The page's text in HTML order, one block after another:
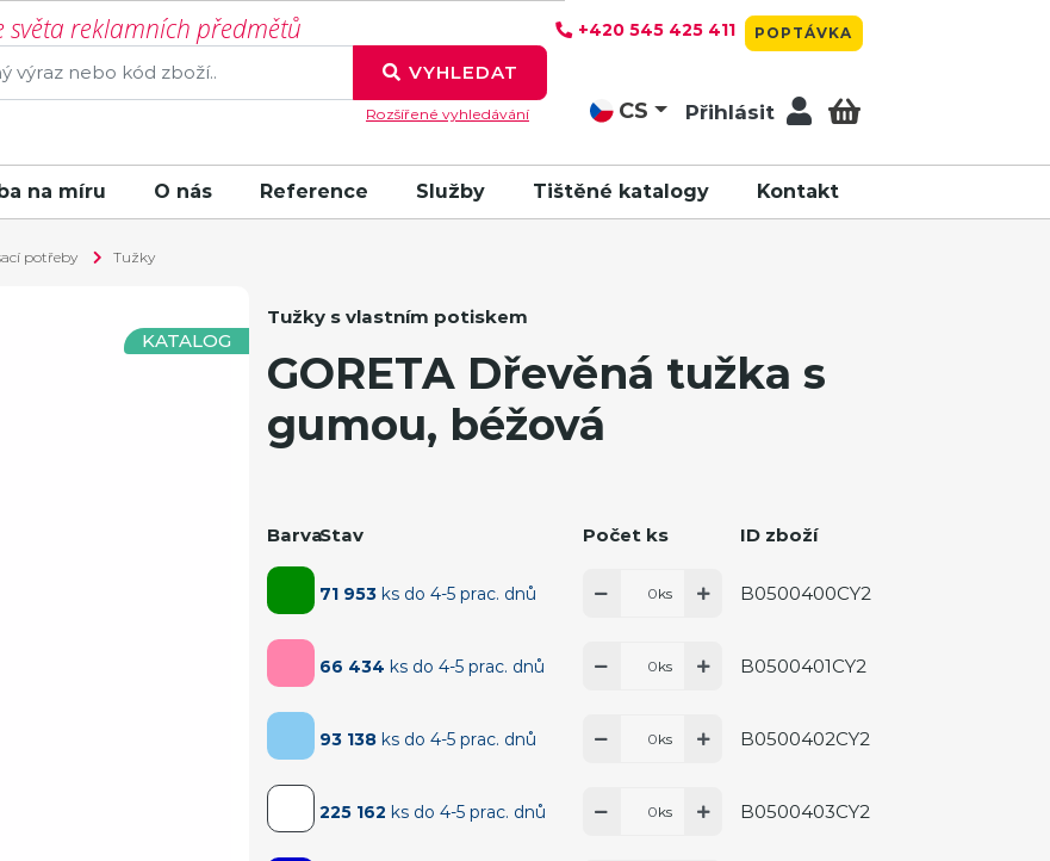
světa reklamních předmětů
VYHLEDAT
Rozšířené vyhledávání
+420 545 425 411 POPTÁVKA
CS Přihlásit
na míru O nás Reference Služby Tištěné katalogy Kontakt
potřeby Tužky
KATALOG
Tužky s vlastním potiskem
GORETA Dřevěná tužka s
gumou, béžová
BarvaStav Počet ks ID zboží
71 953 ks do 4-5 prac. dnů ks B0500400CY2
66 434 ks do 4-5 prac. dnů ks B0500401CY2
93 138 ks do 4-5 prac. dnů ks B0500402CY2
225 162 ks do 4-5 prac. dnů ks B0500403CY2